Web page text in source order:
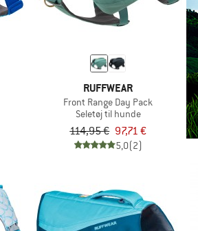
RUFFWEAR
Front Range Day Pack
Seletøj til hunde
114,95 € 97,71 €
5,0(2)